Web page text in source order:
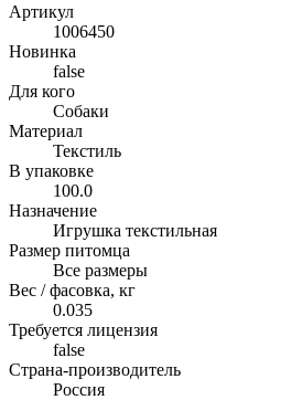
Артикул
1006450
Новинка
false
Для кого
Собаки
Материал
Текстиль
В упаковке
100.0
Назначение
Игрушка текстильная
Размер питомца
Все размеры
Вес / фасовка, кг
0.035
Требуется лицензия
false
Страна-производитель
Россия